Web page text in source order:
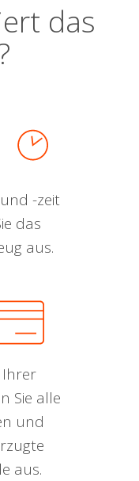
das
-zeit
das
aus.
Sie alle
und
aus.